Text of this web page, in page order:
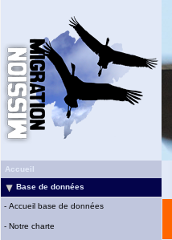
Accueil
Base de données
- Accueil base de données
- Notre charte